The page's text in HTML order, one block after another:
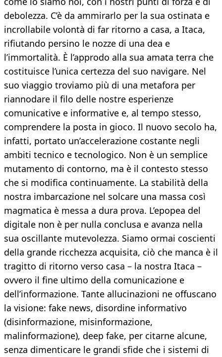
debolezza. C’è da ammirarlo per la sua ostinata e
incrollabile volontà di far ritorno a casa, a Itaca,
rifiutando persino le nozze di una dea e
l’immortalità. È l’approdo alla sua amata terra che
costituisce l’unica certezza del suo navigare. Nel
suo viaggio troviamo più di una metafora per
riannodare il filo delle nostre esperienze
comunicative e informative e, al tempo stesso,
comprendere la posta in gioco. Il nuovo secolo ha,
infatti, portato un’accelerazione costante negli
ambiti tecnico e tecnologico. Non è un semplice
mutamento di contorno, ma è il contesto stesso
che si modifica continuamente. La stabilità della
nostra imbarcazione nel solcare una massa così
magmatica è messa a dura prova. L’epopea del
digitale non è per nulla conclusa e avanza nella
sua oscillante mutevolezza. Siamo ormai coscienti
della grande ricchezza acquisita, ciò che manca è il
tragitto di ritorno verso casa – la nostra Itaca –
ovvero il fine ultimo della comunicazione e
dell’informazione. Tante allucinazioni ne offuscano
la visione: fake news, disordine informativo
(disinformazione, misinformazione,
malinformazione), deep fake, per citarne alcune,
senza dimenticare le grandi sfide che i sistemi di